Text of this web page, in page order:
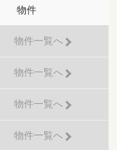
物件
物件一覧へ
物件一覧へ
物件一覧へ
物件一覧へ